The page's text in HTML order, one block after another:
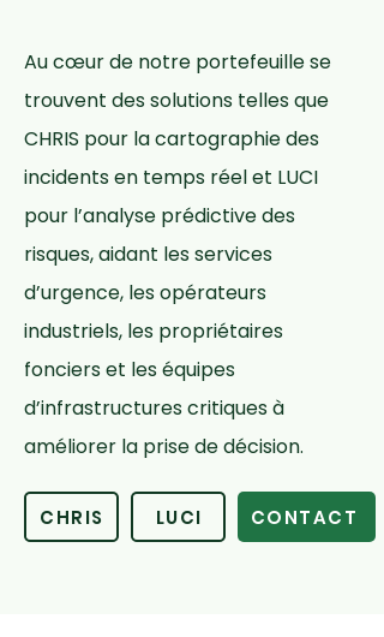
Au cœur de notre portefeuille se
trouvent des solutions telles que
CHRIS pour la cartographie des
incidents en temps réel et LUCI
pour l’analyse prédictive des
risques, aidant les services
d’urgence, les opérateurs
industriels, les propriétaires
fonciers et les équipes
d’infrastructures critiques à
améliorer la prise de décision.
CHRIS LUCI CONTACT